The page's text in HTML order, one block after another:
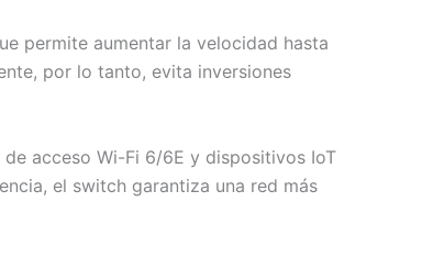
permite aumentar la velocidad hasta
por lo tanto, evita inversiones
acceso Wi-Fi 6/6E y dispositivos IoT
el switch garantiza una red más